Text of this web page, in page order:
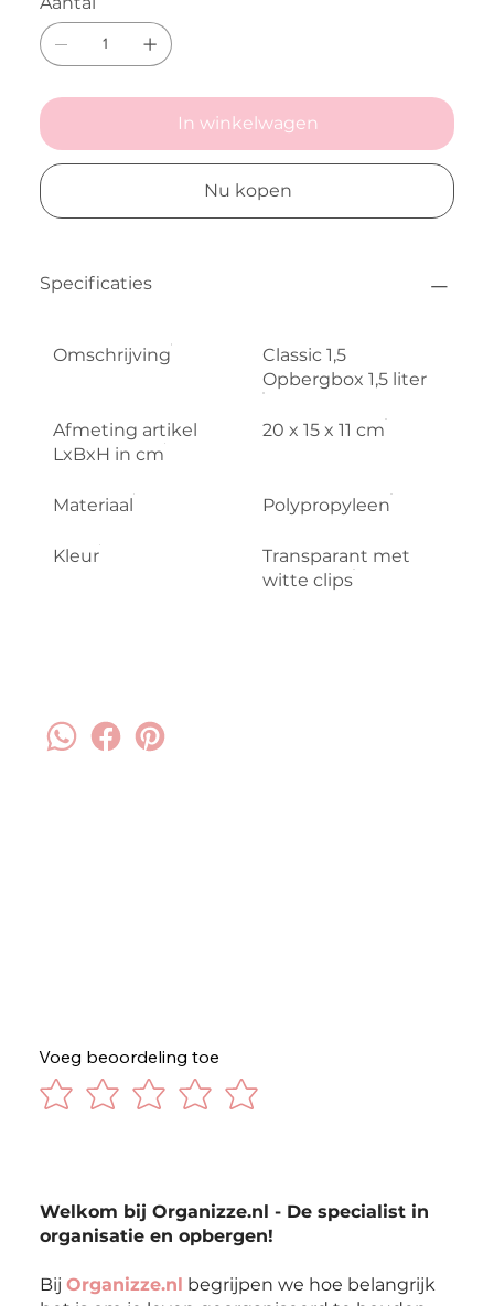
In winkelwagen
Nu kopen
Specificaties
Omschrijving
Classic 1,5
Opbergbox 1,5 liter
Afmeting artikel
LxBxH in cm
20 x 15 x 11 cm
Materiaal Polypropyleen
Kleur
Transparant met
witte clips
Voeg beoordeling toe
Welkom bij Organizze.nl - De specialist in
organisatie en opbergen!
Bij Organizze.nl begrijpen we hoe belangrijk